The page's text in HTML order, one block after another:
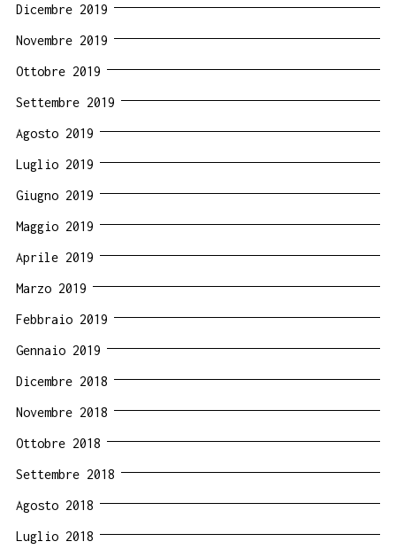
Dicembre 2019
Novembre 2019
Ottobre 2019
Settembre 2019
Agosto 2019
Luglio 2019
Giugno 2019
Maggio 2019
Aprile 2019
Marzo 2019
Febbraio 2019
Gennaio 2019
Dicembre 2018
Novembre 2018
Ottobre 2018
Settembre 2018
Agosto 2018
Luglio 2018